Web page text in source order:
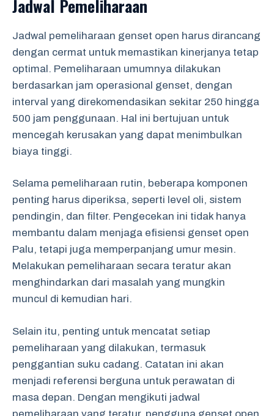
Jadwal Pemeliharaan
Jadwal pemeliharaan genset open harus dirancang
dengan cermat untuk memastikan kinerjanya tetap
optimal. Pemeliharaan umumnya dilakukan
berdasarkan jam operasional genset, dengan
interval yang direkomendasikan sekitar 250 hingga
500 jam penggunaan. Hal ini bertujuan untuk
mencegah kerusakan yang dapat menimbulkan
biaya tinggi.
Selama pemeliharaan rutin, beberapa komponen
penting harus diperiksa, seperti level oli, sistem
pendingin, dan filter. Pengecekan ini tidak hanya
membantu dalam menjaga efisiensi genset open
Palu, tetapi juga memperpanjang umur mesin.
Melakukan pemeliharaan secara teratur akan
menghindarkan dari masalah yang mungkin
muncul di kemudian hari.
Selain itu, penting untuk mencatat setiap
pemeliharaan yang dilakukan, termasuk
penggantian suku cadang. Catatan ini akan
menjadi referensi berguna untuk perawatan di
masa depan. Dengan mengikuti jadwal
pemeliharaan yang teratur, pengguna genset open